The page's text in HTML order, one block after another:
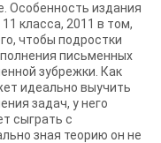
Особенность издания
класса, 2011 в том,
чтобы подростки
письменных
зубрежки. Как
идеально выучить
задач, у него
сыграть с
зная теорию он не